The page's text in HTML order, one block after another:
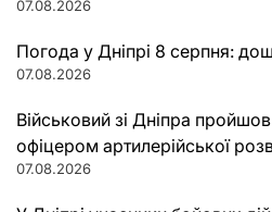
07.08.2026
Погода у Дніпрі 8 серпня:
07.08.2026
Військовий зі Дніпра
офіцером артилерійської
07.08.2026